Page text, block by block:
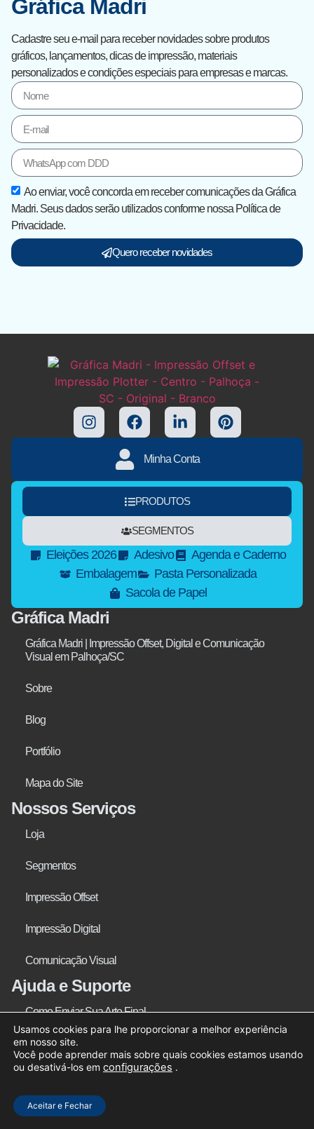
Gráfica Madri
Cadastre seu e-mail para receber novidades sobre produtos
gráficos, lançamentos, dicas de impressão, materiais
personalizados e condições especiais para empresas e marcas.
Ao enviar, você concorda em receber comunicações da Gráfica
Madri. Seus dados serão utilizados conforme nossa Política de
Privacidade.
Quero receber novidades
Minha Conta
PRODUTOS
SEGMENTOS
Eleições 2026 Adesivo
Agenda e Caderno
Embalagem
Pasta Personalizada
Sacola de Papel
Gráfica Madri
Gráfica Madri | Impressão Offset, Digital e Comunicação
Visual em Palhoça/SC
Sobre
Blog
Portfólio
Mapa do Site
Nossos Serviços
Loja
Segmentos
Impressão Offset
Impressão Digital
Comunicação Visual
Ajuda e Suporte
Como Enviar Sua Arte Final
Dúvidas Frequentes
Rastrear Encomendas
Contato
Usamos cookies para lhe proporcionar a melhor experiência
em nosso site.
Você pode aprender mais sobre quais cookies estamos usando
ou desativá-los em configurações .
Aceitar e Fechar